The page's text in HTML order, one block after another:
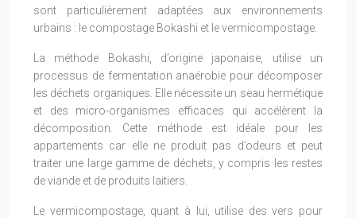
sont particulièrement adaptées aux environnements
urbains : le compostage Bokashi et le vermicompostage.
La méthode Bokashi, d’origine japonaise, utilise un
processus de fermentation anaérobie pour décomposer
les déchets organiques. Elle nécessite un seau hermétique
et des micro-organismes efficaces qui accélèrent la
décomposition. Cette méthode est idéale pour les
appartements car elle ne produit pas d’odeurs et peut
traiter une large gamme de déchets, y compris les restes
de viande et de produits laitiers.
Le vermicompostage, quant à lui, utilise des vers pour